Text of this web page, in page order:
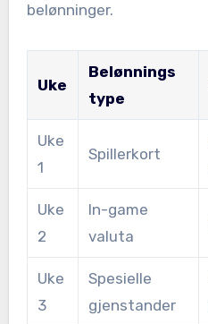
belønninger.
Uke
Belønnings
type
Uke
1
Spillerkort
Uke
2
In-game
valuta
Uke
3
Spesielle
gjenstander